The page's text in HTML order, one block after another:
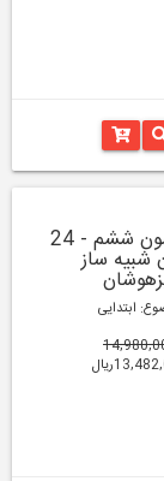
هوش آزمون ششم - 24
شبیه ساز
ابتدایی